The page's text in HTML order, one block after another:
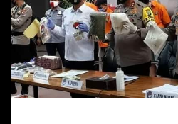
r
J
a
k
a
r